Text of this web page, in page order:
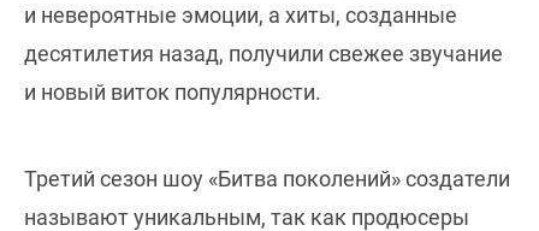
и невероятные эмоции, а хиты, созданные
десятилетия назад, получили свежее звучание
и новый виток популярности.
Третий сезон шоу «Битва поколений» создатели
называют уникальным, так как продюсеры